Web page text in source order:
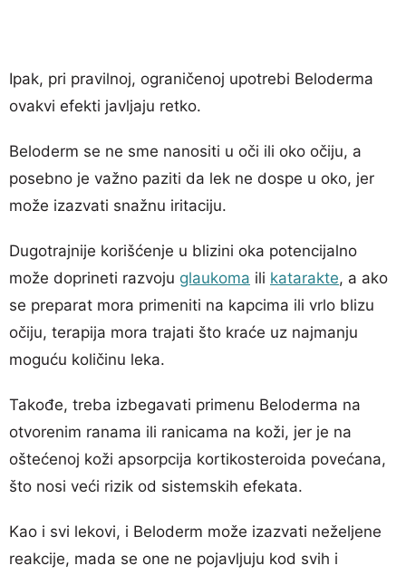
Ipak, pri pravilnoj, ograničenoj upotrebi Beloderma
ovakvi efekti javljaju retko.
Beloderm se ne sme nanositi u oči ili oko očiju, a
posebno je važno paziti da lek ne dospe u oko, jer
može izazvati snažnu iritaciju.
Dugotrajnije korišćenje u blizini oka potencijalno
može doprineti razvoju glaukoma ili katarakte, a ako
se preparat mora primeniti na kapcima ili vrlo blizu
očiju, terapija mora trajati što kraće uz najmanju
moguću količinu leka.
Takođe, treba izbegavati primenu Beloderma na
otvorenim ranama ili ranicama na koži, jer je na
oštećenoj koži apsorpcija kortikosteroida povećana,
što nosi veći rizik od sistemskih efekata.
Kao i svi lekovi, i Beloderm može izazvati neželjene
reakcije, mada se one ne pojavljuju kod svih i